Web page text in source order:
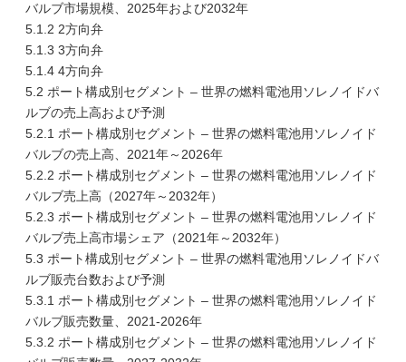
バルブ市場規模、2025年および2032年
5.1.2 2方向弁
5.1.3 3方向弁
5.1.4 4方向弁
5.2 ポート構成別セグメント – 世界の燃料電池用ソレノイドバ
ルブの売上高および予測
5.2.1 ポート構成別セグメント – 世界の燃料電池用ソレノイド
バルブの売上高、2021年～2026年
5.2.2 ポート構成別セグメント – 世界の燃料電池用ソレノイド
バルブ売上高（2027年～2032年）
5.2.3 ポート構成別セグメント – 世界の燃料電池用ソレノイド
バルブ売上高市場シェア（2021年～2032年）
5.3 ポート構成別セグメント – 世界の燃料電池用ソレノイドバ
ルブ販売台数および予測
5.3.1 ポート構成別セグメント – 世界の燃料電池用ソレノイド
バルブ販売数量、2021-2026年
5.3.2 ポート構成別セグメント – 世界の燃料電池用ソレノイド